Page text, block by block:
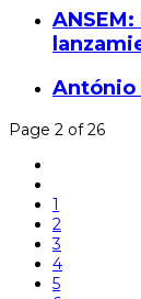
António
Page 2 of 26
1
2
3
4
5